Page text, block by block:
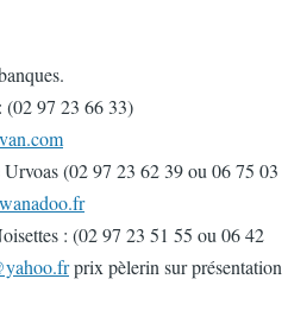
97 23 66 33)
(02 97 23 62 39 ou 06 75 03
: (02 97 23 51 55 ou 06 42
prix pèlerin sur présentation